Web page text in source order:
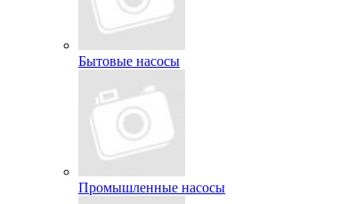
Бытовые насосы
Промышленные насосы